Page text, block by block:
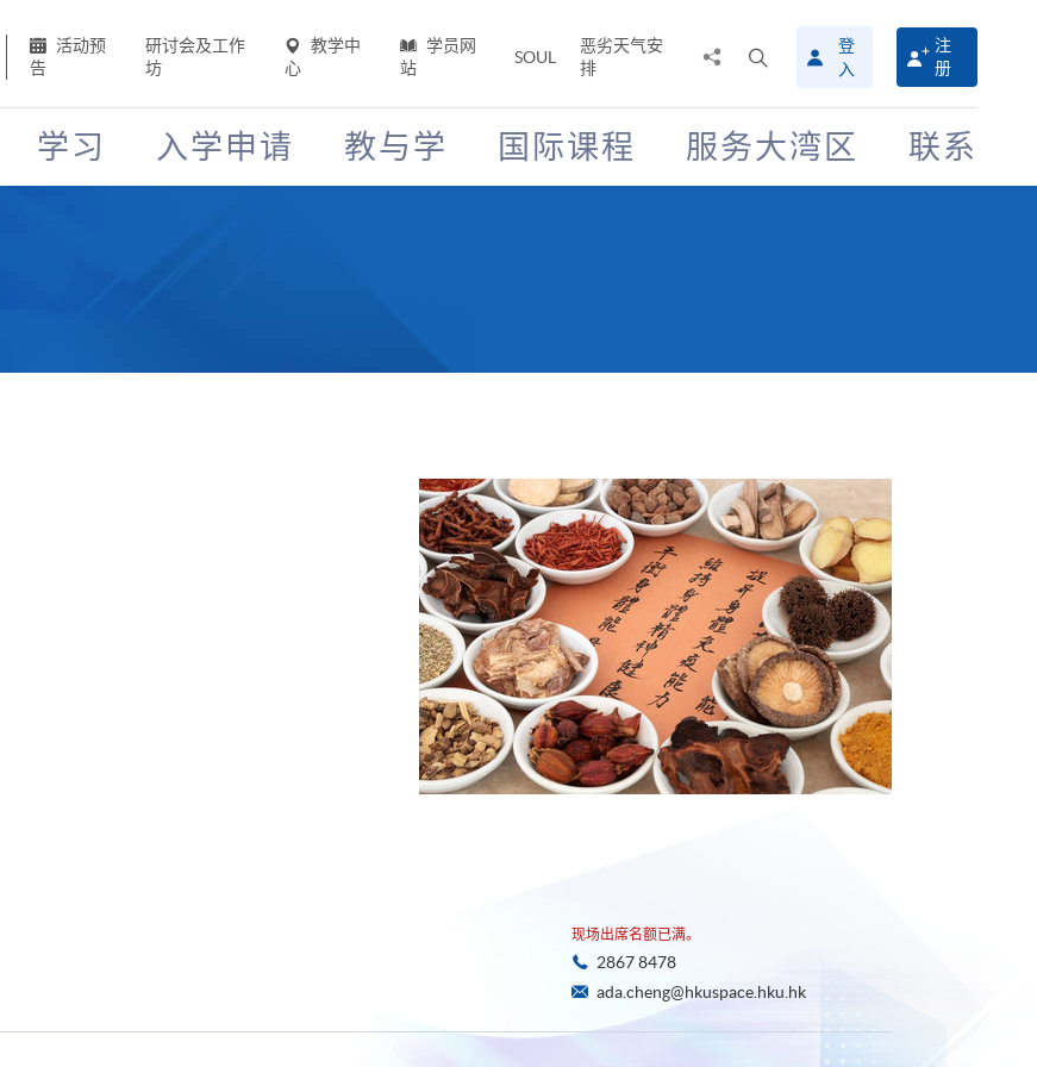
活动预
告
研讨会及工作
坊
教学中
心
学员网
站
SOUL
恶劣天气安
排
搜
寻
介
面
登
入
注
册
学习 入学申请 教与学 国际课程 服务大湾区 联系
现场出席名额已满。
2867 8478
ada.cheng@hkuspace.hku.hk